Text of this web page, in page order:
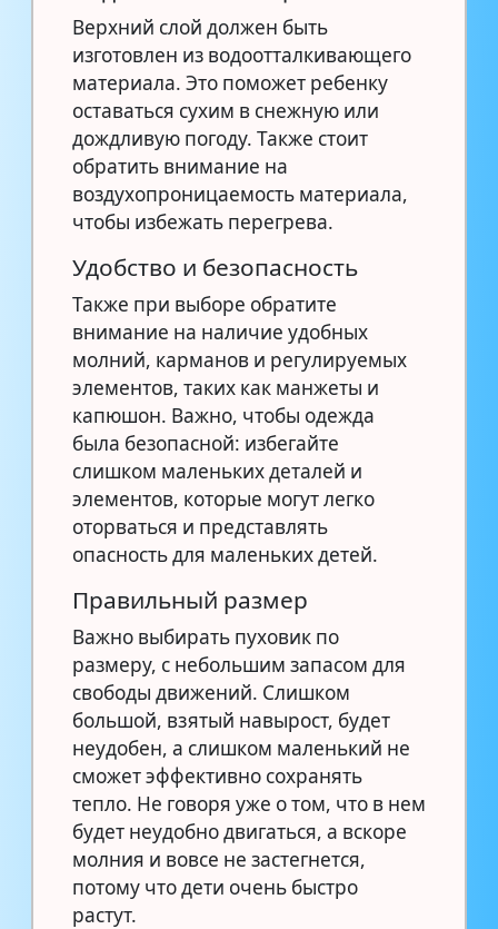
Верхний слой должен быть
изготовлен из водоотталкивающего
материала. Это поможет ребенку
оставаться сухим в снежную или
дождливую погоду. Также стоит
обратить внимание на
воздухопроницаемость материала,
чтобы избежать перегрева.
Удобство и безопасность
Также при выборе обратите
внимание на наличие удобных
молний, карманов и регулируемых
элементов, таких как манжеты и
капюшон. Важно, чтобы одежда
была безопасной: избегайте
слишком маленьких деталей и
элементов, которые могут легко
оторваться и представлять
опасность для маленьких детей.
Правильный размер
Важно выбирать пуховик по
размеру, с небольшим запасом для
свободы движений. Слишком
большой, взятый навырост, будет
неудобен, а слишком маленький не
сможет эффективно сохранять
тепло. Не говоря уже о том, что в нем
будет неудобно двигаться, а вскоре
молния и вовсе не застегнется,
потому что дети очень быстро
растут.